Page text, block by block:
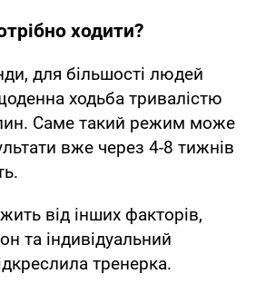
ходити?
для більшості людей
ходьба тривалістю
Саме такий режим може
вже через 4-8 тижнів
від інших факторів,
та індивідуальний
тренерка.